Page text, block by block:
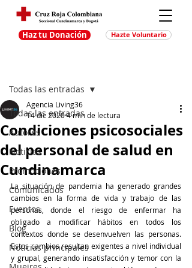
Haz tu Donación Hazte Voluntario
Todas las entradas
Autores
Noticias
Promociones
Comunicados
Eventos
Blog
Noticias principales
Todas las entradas
Condiciones psicosociales
del personal de salud en
Cundinamarca
Agencia Living36
14 dic 20204 min de lectura
La situación de pandemia ha generado grandes
cambios en la forma de vida y trabajo de las
personas, donde el riesgo de enfermar ha
obligado a modificar hábitos en todos los
contextos donde se desenvuelven las personas.
Estos cambios resultan exigentes a nivel individual
y grupal, generando insatisfacción y temor con la